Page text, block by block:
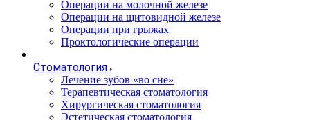
Операции на молочной железе
Операции на щитовидной железе
Операции при грыжах
Проктологические операции
Стоматология
Лечение зубов «во сне»
Терапевтическая стоматология
Хирургическая стоматология
Эстетическая стоматология